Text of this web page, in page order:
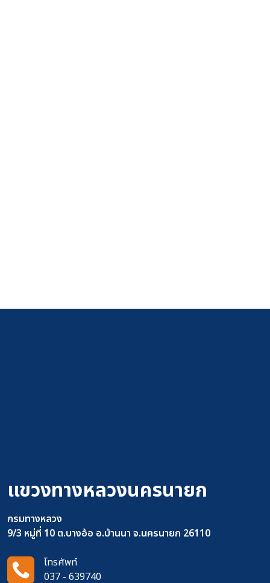
แขวงทางหลวงนครนายก
กรมทางหลวง
9/3 หมู่ที่ 10 ต.บางอ้อ อ.บ้านนา จ.นครนายก 26110
โทรศัพท์
037 - 639740